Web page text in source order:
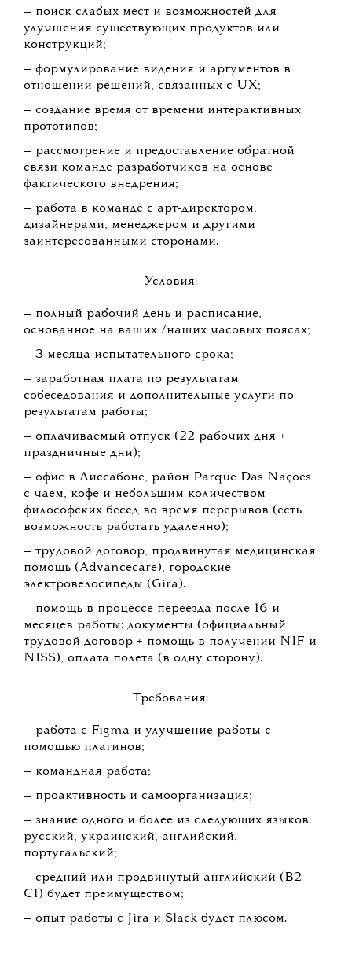
— поиск слабых мест и возможностей для
улучшения существующих продуктов или
конструкций;
— формулирование видения и аргументов в
отношении решений, связанных с UX;
— создание время от времени интерактивных
прототипов;
— рассмотрение и предоставление обратной
связи команде разработчиков на основе
фактического внедрения;
— работа в команде с арт-директором,
дизайнерами, менеджером и другими
заинтересованными сторонами.
Условия:
— полный рабочий день и расписание,
основанное на ваших /наших часовых поясах;
— 3 месяца испытательного срока;
— заработная плата по результатам
собеседования и дополнительные услуги по
результатам работы;
— оплачиваемый отпуск (22 рабочих дня +
праздничные дни);
— офис в Лиссабоне, район Parque Das Naçoes
с чаем, кофе и небольшим количеством
философских бесед во время перерывов (есть
возможность работать удаленно);
— трудовой договор, продвинутая медицинская
помощь (Advancecare), городские
электровелосипеды (Gira).
— помощь в процессе переезда после 16-и
месяцев работы: документы (официальный
трудовой договор + помощь в получении NIF и
NISS), оплата полета (в одну сторону).
Требования:
— работа с Figma и улучшение работы с
помощью плагинов;
— командная работа;
— проактивность и самоорганизация;
— знание одного и более из следующих языков:
русский, украинский, английский,
португальский;
— средний или продвинутый английский (B2-
C1) будет преимуществом;
— опыт работы с Jira и Slack будет плюсом.